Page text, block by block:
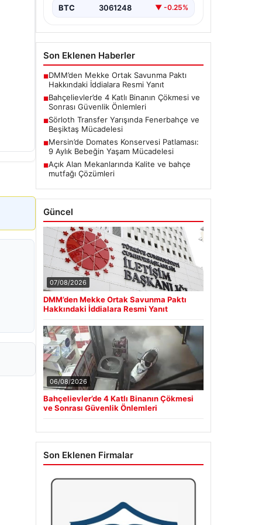
BTC 3061248 ▼ -0.25%
Son Eklenen Haberler
■DMM’den Mekke Ortak Savunma Paktı
Hakkındaki İddialara Resmi Yanıt
■Bahçelievler’de 4 Katlı Binanın Çökmesi ve
Sonrası Güvenlik Önlemleri
■Sörloth Transfer Yarışında Fenerbahçe ve
Beşiktaş Mücadelesi
■Mersin’de Domates Konservesi Patlaması:
9 Aylık Bebeğin Yaşam Mücadelesi
■Açık Alan Mekanlarında Kalite ve bahçe
mutfağı Çözümleri
Güncel
07/08/2026
DMM’den Mekke Ortak Savunma Paktı
Hakkındaki İddialara Resmi Yanıt
06/08/2026
Bahçelievler’de 4 Katlı Binanın Çökmesi
ve Sonrası Güvenlik Önlemleri
Son Eklenen Firmalar